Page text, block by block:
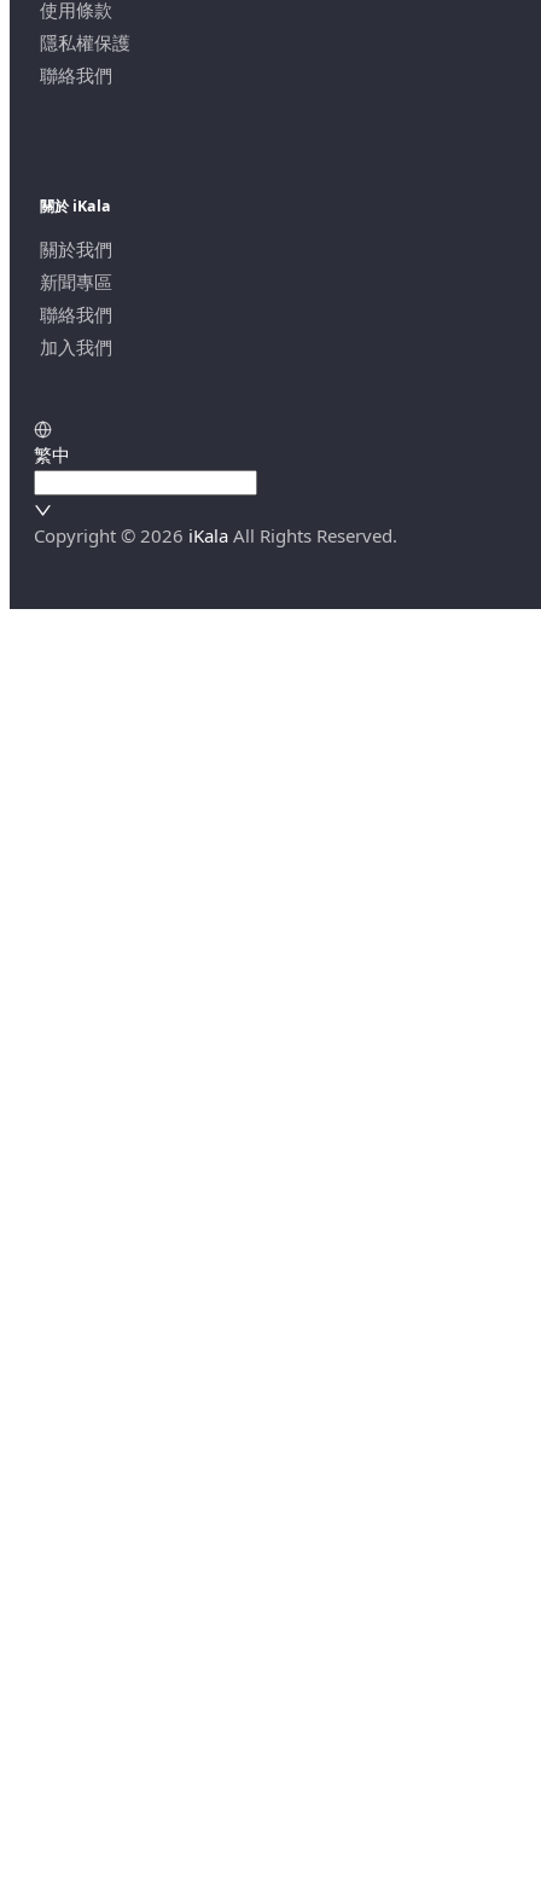
使用條款
隱私權保護
聯絡我們
關於 iKala
關於我們
新聞專區
聯絡我們
加入我們
繁中
Copyright © 2026 iKala All Rights Reserved.